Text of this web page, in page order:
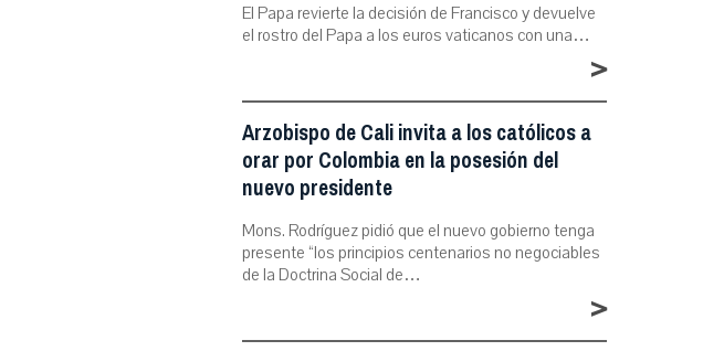
El Papa revierte la decisión de Francisco y devuelve
el rostro del Papa a los euros vaticanos con una…
>
Arzobispo de Cali invita a los católicos a
orar por Colombia en la posesión del
nuevo presidente
Mons. Rodríguez pidió que el nuevo gobierno tenga
presente “los principios centenarios no negociables
de la Doctrina Social de…
>